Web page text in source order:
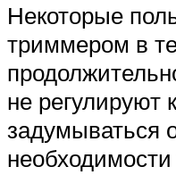
Некоторые
триммером в
не регулируют
задумываться